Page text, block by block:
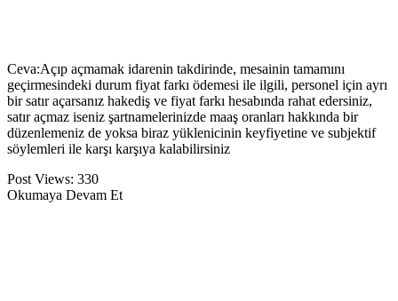
Ceva:Açıp açmamak idarenin takdirinde, mesainin tamamını
geçirmesindeki durum fiyat farkı ödemesi ile ilgili, personel için ayrı
bir satır açarsanız hakediş ve fiyat farkı hesabında rahat edersiniz,
satır açmaz iseniz şartnamelerinizde maaş oranları hakkında bir
düzenlemeniz de yoksa biraz yüklenicinin keyfiyetine ve subjektif
söylemleri ile karşı karşıya kalabilirsiniz
Post Views: 330
Okumaya Devam Et